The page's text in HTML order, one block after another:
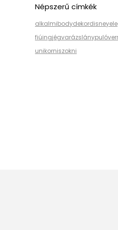
Népszerű címkék
alkalmibodydekordisney
fiúingjégvarázslánypulóver
unikorniszokni